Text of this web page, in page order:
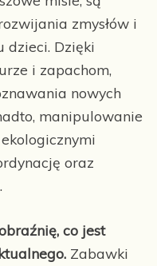
zmysłów i
dzieci. Dzięki
i zapachom,
nowych
manipulowanie
oraz
co jest
Zabawki